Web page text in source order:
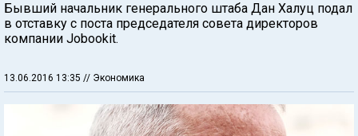
Бывший начальник генерального штаба Дан Халуц подал
в отставку с поста председателя совета директоров
компании Jobookit.
13.06.2016 13:35 // Экономика